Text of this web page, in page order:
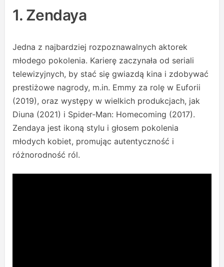
1. Zendaya
Jedna z najbardziej rozpoznawalnych aktorek
młodego pokolenia. Karierę zaczynała od seriali
telewizyjnych, by stać się gwiazdą kina i zdobywać
prestiżowe nagrody, m.in. Emmy za rolę w Euforii
(2019), oraz występy w wielkich produkcjach, jak
Diuna (2021) i Spider-Man: Homecoming (2017).
Zendaya jest ikoną stylu i głosem pokolenia
młodych kobiet, promując autentyczność i
różnorodność ról.